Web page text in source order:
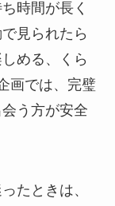
時間が長く
見られたら
める、くら
画では、完璧
う方が安全
たときは、